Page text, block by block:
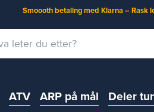
Smoooth betaling med Klarna – Rask
ATV ARP på mål Deler